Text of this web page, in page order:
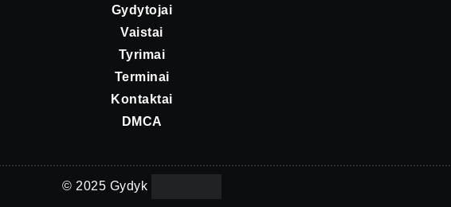
Gydytojai
Vaistai
Tyrimai
Terminai
Kontaktai
DMCA
© 2025 Gydyk